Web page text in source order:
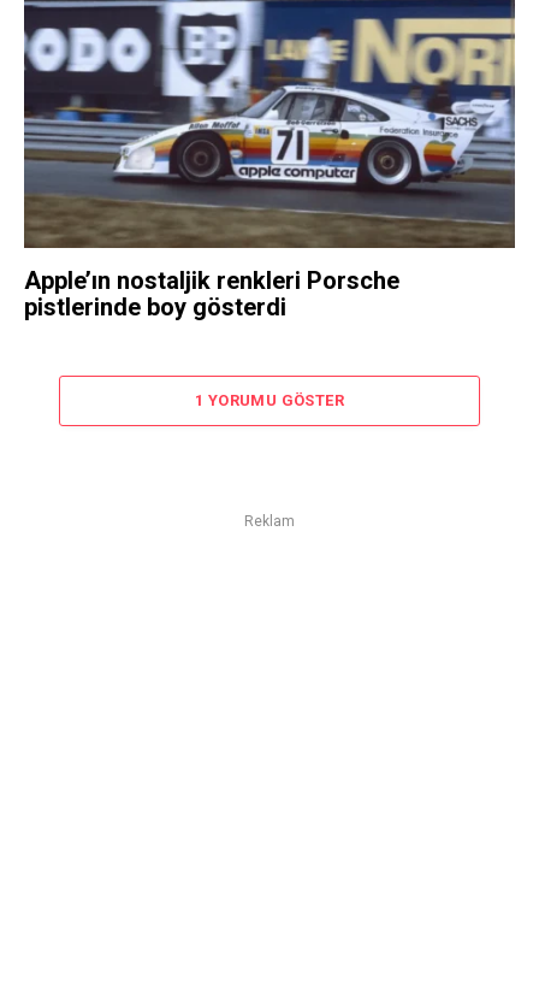
Apple’ın nostaljik renkleri Porsche
pistlerinde boy gösterdi
1 YORUMU GÖSTER
Reklam